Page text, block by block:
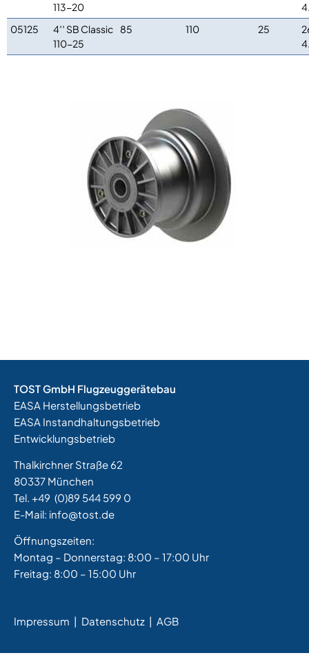
113-20
05125
4′′ SB Classic
110-25
85 110 25
TOST GmbH Flugzeuggerätebau
EASA Herstellungsbetrieb
EASA Instandhaltungsbetrieb
Entwicklungsbetrieb
Thalkirchner Straße 62
80337 München
Tel. +49 (0)89 544 599 0
E-Mail: info@tost.de
Öffnungszeiten:
Montag – Donnerstag: 8:00 – 17:00 Uhr
Freitag: 8:00 – 15:00 Uhr
Impressum | Datenschutz | AGB